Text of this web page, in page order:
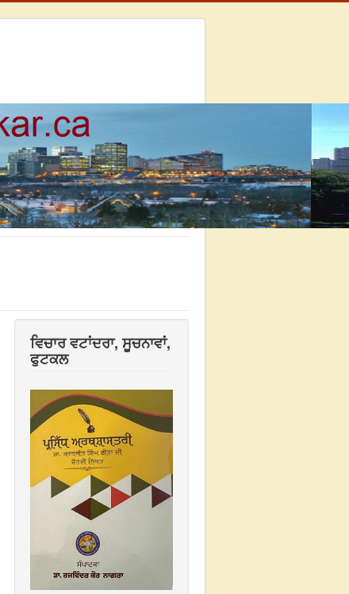
ਵਿਚਾਰ ਵਟਾਂਦਰਾ, ਸੂਚਨਾਵਾਂ,
ਫੁਟਕਲ